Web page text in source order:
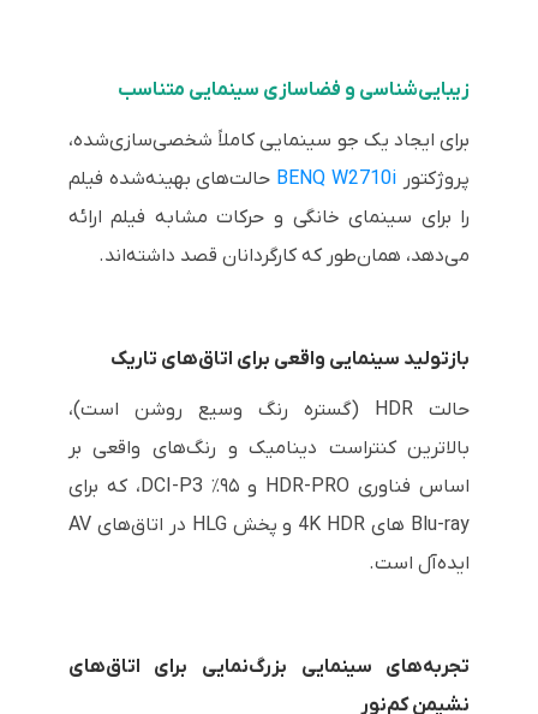
زیبایی‌شناسی و فضاسازی سینمایی متناسب
برای ایجاد یک جو سینمایی کاملاً شخصی‌سازی‌شده،
پروژکتورBENQ W2710i حالت‌های بهینه‌شده فیلم
را برای سینمای خانگی و حرکات مشابه فیلم ارائه
می‌دهد، همان‌طور که کارگردانان قصد داشته‌اند.
بازتولید سینمایی واقعی برای اتاق‌های تاریک
حالت HDR (گستره رنگ وسیع روشن است)،
بالاترین کنتراست دینامیک و رنگ‌های واقعی بر
اساس فناوری HDR-PRO و ۹۵٪ DCI-P3، که برای
Blu-ray های 4K HDR و پخش HLG در اتاق‌های AV
ایده‌آل است.
تجربه‌های سینمایی بزرگ‌نمایی برای اتاق‌های
نشیمن کم‌نور